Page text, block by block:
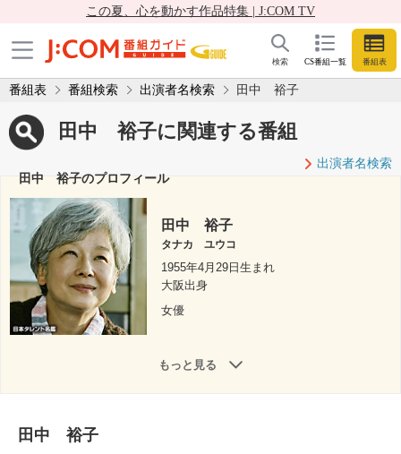
この夏、心を動かす作品特集 | J:COM TV
CS番組一覧 番組表
検索
番組表 番組検索 出演者名検索 田中 裕子
田中 裕子に関連する番組
出演者名検索
田中 裕子のプロフィール
田中 裕子
タナカ ユウコ
1955年4月29日生まれ
大阪出身
女優
もっと見る
田中 裕子